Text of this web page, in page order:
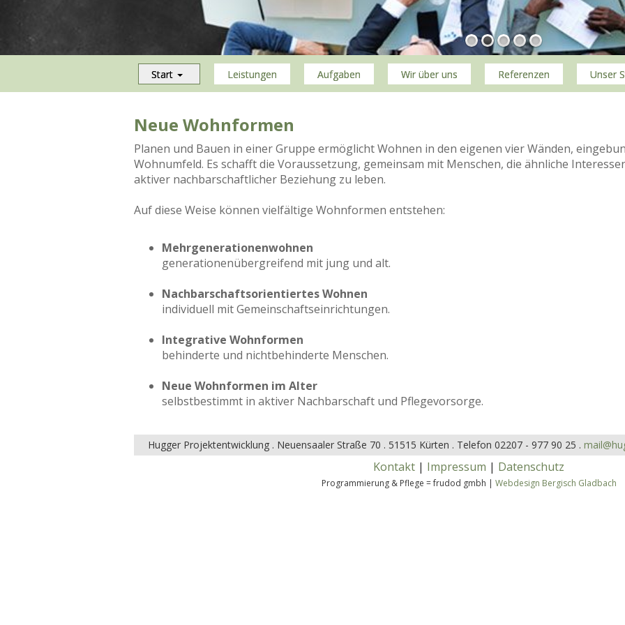
Start Leistungen Aufgaben Wir über uns Referenzen Unser
Neue Wohnformen
Planen und Bauen in einer Gruppe ermöglicht Wohnen in den eigenen vier Wänden,
Wohnumfeld. Es schafft die Voraussetzung, gemeinsam mit Menschen, die ähnliche
aktiver nachbarschaftlicher Beziehung zu leben.
Auf diese Weise können vielfältige Wohnformen entstehen:
Mehrgenerationenwohnen
generationenübergreifend mit jung und alt.
Nachbarschaftsorientiertes Wohnen
individuell mit Gemeinschaftseinrichtungen.
Integrative Wohnformen
behinderte und nichtbehinderte Menschen.
Neue Wohnformen im Alter
selbstbestimmt in aktiver Nachbarschaft und Pflegevorsorge.
Hugger Projektentwicklung . Neuensaaler Straße 70 . 51515 Kürten . Telefon 02207 - 977 90 25 .
Kontakt | Impressum | Datenschutz
Programmierung & Pflege = frudod gmbh | Webdesign Bergisch Gladbach